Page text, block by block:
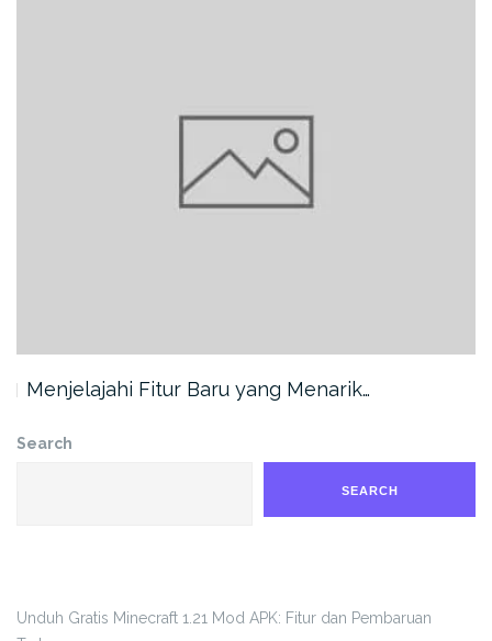
Menjelajahi Fitur Baru yang Menarik…
Search
SEARCH
Unduh Gratis Minecraft 1.21 Mod APK: Fitur dan Pembaruan